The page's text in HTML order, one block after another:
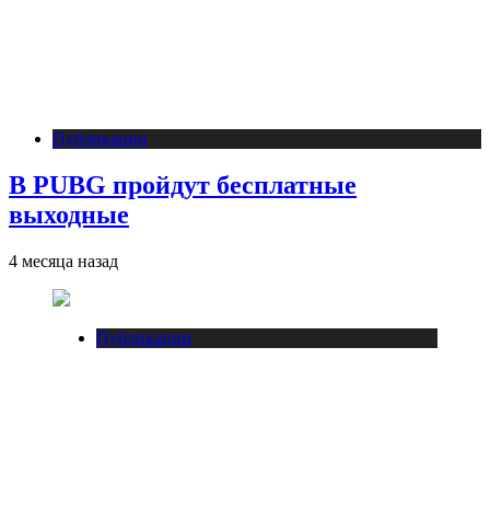
Публикации
В PUBG пройдут бесплатные
выходные
4 месяца назад
Публикации